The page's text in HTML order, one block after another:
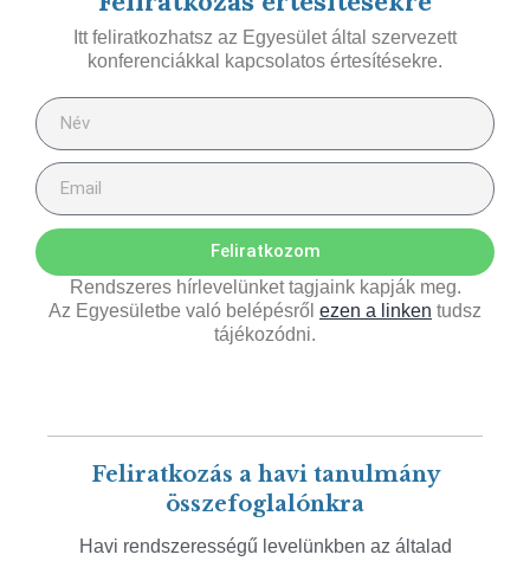
Itt feliratkozhatsz az Egyesület által szervezett
konferenciákkal kapcsolatos értesítésekre.
Feliratkozom
Rendszeres hírlevelünket tagjaink kapják meg.
Az Egyesületbe való belépésről ezen a linken tudsz
tájékozódni.
Feliratkozás a havi tanulmány
összefoglalónkra
Havi rendszerességű levelünkben az általad